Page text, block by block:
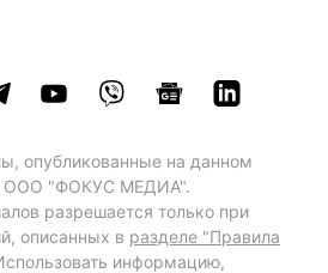
опубликованные на данном
ООО "ФОКУС МЕДИА".
разрешается только при
описанных в разделе "Правила
информацию,